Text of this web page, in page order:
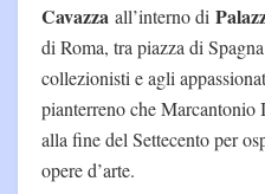
Cavazza all’interno di
di Roma, tra piazza di
collezionisti e agli
pianterreno che Marcantonio
alla fine del Settecento per
opere d’arte.